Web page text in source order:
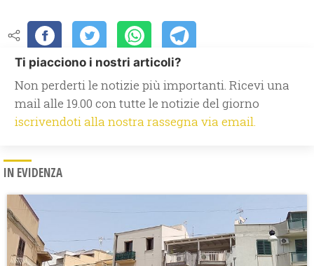
Ti piacciono i nostri articoli?
Non perderti le notizie più importanti. Ricevi una
mail alle 19.00 con tutte le notizie del giorno
iscrivendoti alla nostra rassegna via email.
IN EVIDENZA